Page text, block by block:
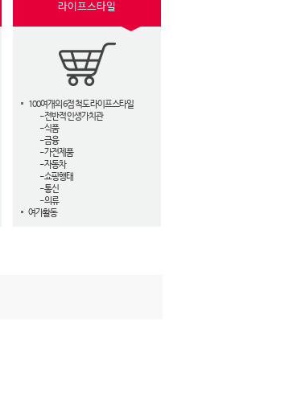
라이프스타일
100여개의 6점 척도 라이프스타일
- 전반적 인생가치관
- 식품
- 금융
- 가전제품
- 자동차
- 쇼핑행태
- 통신
- 의류
여가활동